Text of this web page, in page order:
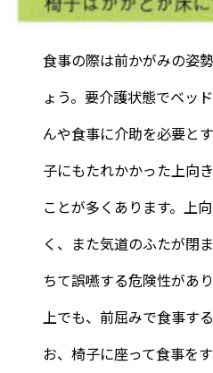
食事の際は前かがみの姿
ょう。要介護状態でベッ
んや食事に介助を必要と
子にもたれかかった上向
ことが多くあります。上
く、また気道のふたが閉
ちて誤嚥する危険性があ
上でも、前屈みで食事す
お、椅子に座って食事を